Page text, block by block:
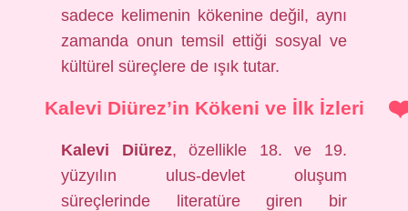
sadece kelimenin kökenine değil, aynı
zamanda onun temsil ettiği sosyal ve
kültürel süreçlere de ışık tutar.
Kalevi Diürez’in Kökeni ve İlk İzleri
Kalevi Diürez, özellikle 18. ve 19.
yüzyılın ulus-devlet oluşum
süreçlerinde literatüre giren bir